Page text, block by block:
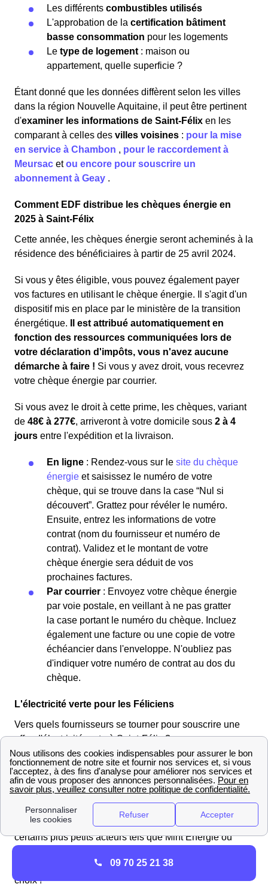
Les différents combustibles utilisés
L'approbation de la certification bâtiment
basse consommation pour les logements
Le type de logement : maison ou
appartement, quelle superficie ?
Étant donné que les données diffèrent selon les villes
dans la région Nouvelle Aquitaine, il peut être pertinent
d'examiner les informations de Saint-Félix en les
comparant à celles des villes voisines : pour la mise
en service à Chambon , pour le raccordement à
Meursac etou encore pour souscrire un
abonnement à Geay .
Comment EDF distribue les chèques énergie en
2025 à Saint-Félix
Cette année, les chèques énergie seront acheminés à la
résidence des bénéficiaires à partir de 25 avril 2024.
Si vous y êtes éligible, vous pouvez également payer
vos factures en utilisant le chèque énergie. Il s'agit d'un
dispositif mis en place par le ministère de la transition
énergétique.
Il est attribué automatiquement en
fonction des ressources communiquées lors de
votre déclaration d'impôts, vous n'avez aucune
démarche à faire ! Si vous y avez droit, vous recevrez
votre chèque énergie par courrier.
Si vous avez le droit à cette prime, les chèques, variant
de 48€ à 277€, arriveront à votre domicile sous 2 à 4
jours entre l'expédition et la livraison.
En ligne : Rendez-vous sur le site du chèque
énergie et saisissez le numéro de votre
chèque, qui se trouve dans la case “Nul si
découvert”. Grattez pour révéler le numéro.
Ensuite, entrez les informations de votre
contrat (nom du fournisseur et numéro de
contrat). Validez et le montant de votre
chèque énergie sera déduit de vos
prochaines factures.
Par courrier : Envoyez votre chèque énergie
par voie postale, en veillant à ne pas gratter
la case portant le numéro du chèque. Incluez
également une facture ou une copie de votre
échéancier dans l'enveloppe. N'oubliez pas
d'indiquer votre numéro de contrat au dos du
chèque.
L'électricité verte pour les Féliciens
Vers quels fournisseurs se tourner pour souscrire une
offre d'électricité verte à Saint-Félix ?
Les Féliciens auront le choix, puisque la plupart des
fournisseurs d'énergie se mettent au vert, certains
n'hésitant plus à se spécialiser dans le domaine. De ce
fait, si les fournisseurs les plus importants tels que
TotalEnergies ou EDF proposent une offre verte,
certains plus petits acteurs tels que Mint Energie ou
priorité : en Nouvelle Aquitaine, vous aurez donc le
choix !
09 70 25 21 38